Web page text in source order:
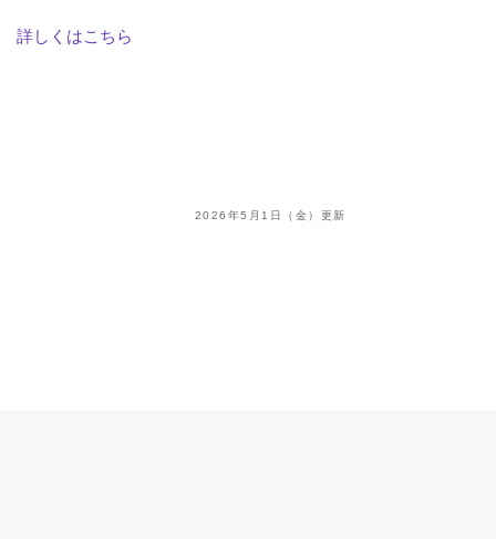
詳しくはこちら
2026年5月1日（金）更新